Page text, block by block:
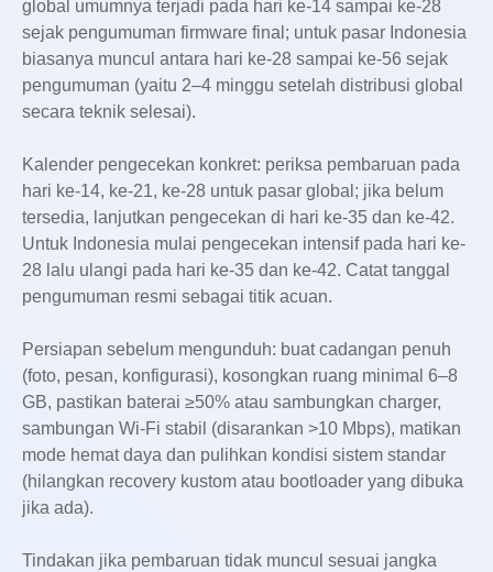
global umumnya terjadi pada hari ke-14 sampai ke-28
sejak pengumuman firmware final; untuk pasar Indonesia
biasanya muncul antara hari ke-28 sampai ke-56 sejak
pengumuman (yaitu 2–4 minggu setelah distribusi global
secara teknik selesai).
Kalender pengecekan konkret: periksa pembaruan pada
hari ke-14, ke-21, ke-28 untuk pasar global; jika belum
tersedia, lanjutkan pengecekan di hari ke-35 dan ke-42.
Untuk Indonesia mulai pengecekan intensif pada hari ke-
28 lalu ulangi pada hari ke-35 dan ke-42. Catat tanggal
pengumuman resmi sebagai titik acuan.
Persiapan sebelum mengunduh: buat cadangan penuh
(foto, pesan, konfigurasi), kosongkan ruang minimal 6–8
GB, pastikan baterai ≥50% atau sambungkan charger,
sambungan Wi‑Fi stabil (disarankan >10 Mbps), matikan
mode hemat daya dan pulihkan kondisi sistem standar
(hilangkan recovery kustom atau bootloader yang dibuka
jika ada).
Tindakan jika pembaruan tidak muncul sesuai jangka